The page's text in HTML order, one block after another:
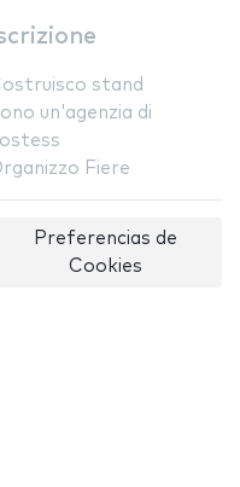
stand
un'agenzia di
Fiere
Preferencias de
Cookies